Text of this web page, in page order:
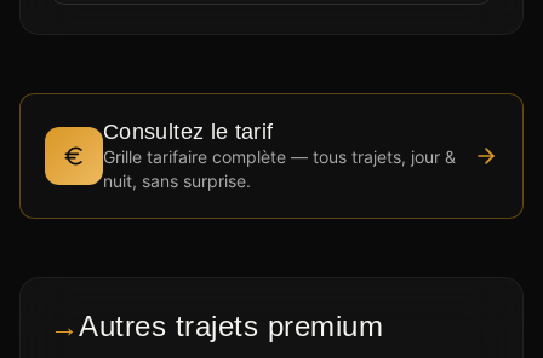
Consultez le tarif
Grille tarifaire complète — tous trajets, jour &
nuit, sans surprise.
→Autres trajets premium